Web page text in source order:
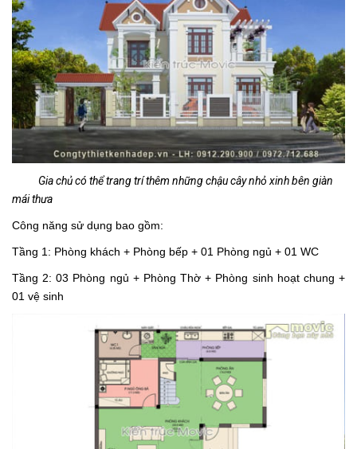
Gia chủ có thể trang trí thêm những chậu cây nhỏ xinh bên giàn
mái thưa
Công năng sử dụng bao gồm:
Tầng 1: Phòng khách + Phòng bếp + 01 Phòng ngủ + 01 WC
Tầng 2: 03 Phòng ngủ + Phòng Thờ + Phòng sinh hoạt chung +
01 vệ sinh